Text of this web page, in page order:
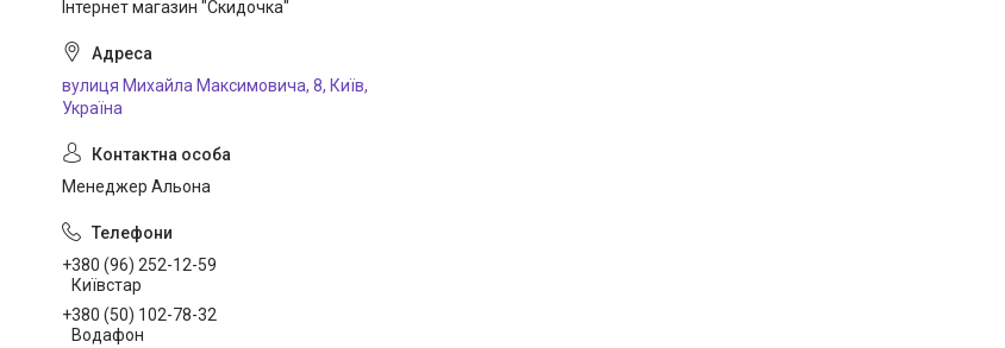
Інтернет магазин "Скидочка"
вулиця Михайла Максимовича, 8, Київ,
Україна
Менеджер Альона
+380 (96) 252-12-59
Київстар
+380 (50) 102-78-32
Водафон